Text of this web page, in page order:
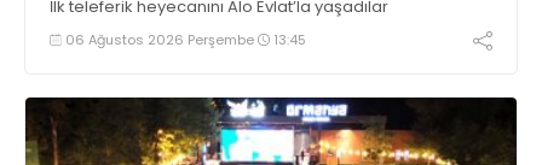
İlk teleferik heyecanını Alo Evlat’la yaşadılar
06 Ağustos 2026 Perşembe 13:45